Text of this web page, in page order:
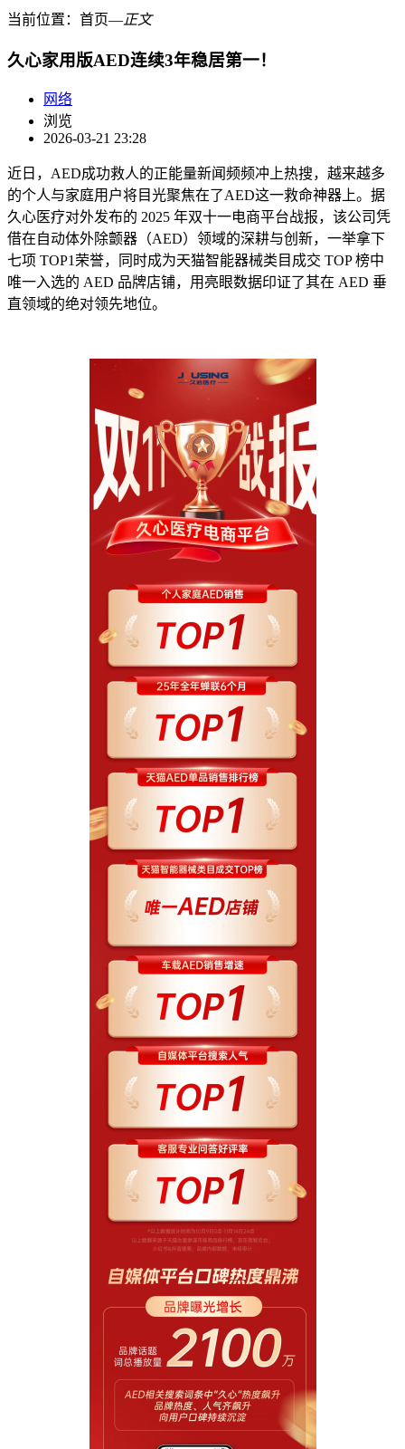
当前位置： 首页―正文
久心家用版AED连续3年稳居第一！
网络
浏览
2026-03-21 23:28
近日，AED成功救人的正能量新闻频频冲上热搜，越来越多
的个人与家庭用户将目光聚焦在了AED这一救命神器上。据
久心医疗对外发布的 2025 年双十一电商平台战报，该公司凭
借在自动体外除颤器（AED）领域的深耕与创新，一举拿下
七项 TOP1荣誉，同时成为天猫智能器械类目成交 TOP 榜中
唯一入选的 AED 品牌店铺，用亮眼数据印证了其在 AED 垂
直领域的绝对领先地位。